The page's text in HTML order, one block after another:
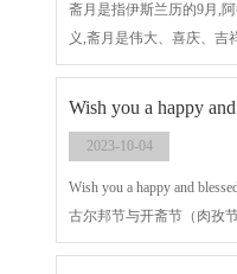
斋月是指伊斯兰历的9月,
义,斋月是伟大、喜庆、吉
月把《古兰经》降给穆斯
2023-10-04
Wish you a happy and
古尔邦节与开斋节（肉孜
节日。